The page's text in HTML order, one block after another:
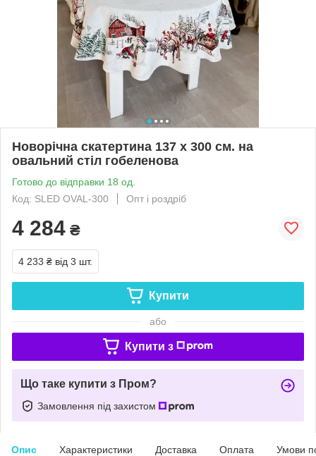
Новорічна скатертина 137 х 300 см. на
овальний стіл гобеленова
Готово до відправки 18 од.
Код: SLED OVAL-300
Опт і роздріб
4 284 ₴
4 233 ₴ від 3 шт.
Купити
або
Купити з
Що таке купити з Пром?
Замовлення під захистом
Опис Характеристики Доставка Оплата Умови